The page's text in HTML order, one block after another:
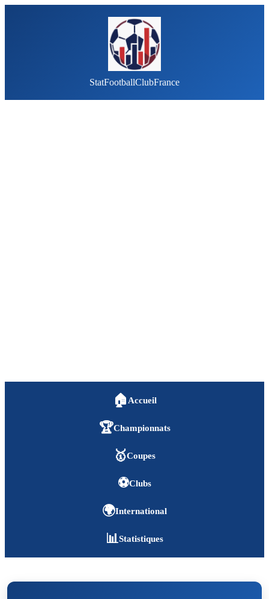
StatFootballClubFrance
🏠 Accueil
🏆Championnats
🥇Coupes
⚽Clubs
🌍International
📊Statistiques